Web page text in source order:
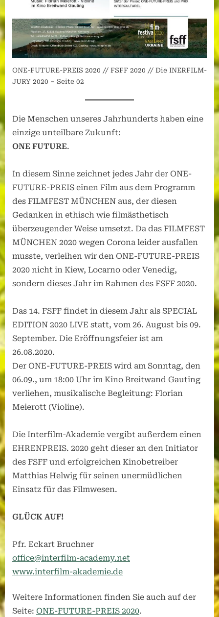
ONE-FUTURE-PREIS 2020 // FSFF 2020 // Die INERFILM-
JURY 2020 – Seite 02
Die Menschen unseres Jahrhunderts haben eine
einzige unteilbare Zukunft:
ONE FUTURE.
In diesem Sinne zeichnet jedes Jahr der ONE-
FUTURE-PREIS einen Film aus dem Programm
des FILMFEST MÜNCHEN aus, der diesen
Gedanken in ethisch wie filmästhetisch
überzeugender Weise umsetzt. Da das FILMFEST
MÜNCHEN 2020 wegen Corona leider ausfallen
musste, verleihen wir den ONE-FUTURE-PREIS
2020 nicht in Kiew, Locarno oder Venedig,
sondern dieses Jahr im Rahmen des FSFF 2020.
Das 14. FSFF findet in diesem Jahr als SPECIAL
EDITION 2020 LIVE statt, vom 26. August bis 09.
September. Die Eröffnungsfeier ist am
26.08.2020.
Der ONE-FUTURE-PREIS wird am Sonntag, den
06.09., um 18:00 Uhr im Kino Breitwand Gauting
verliehen, musikalische Begleitung: Florian
Meierott (Violine).
Die Interfilm-Akademie vergibt außerdem einen
EHRENPREIS. 2020 geht dieser an den Initiator
des FSFF und erfolgreichen Kinobetreiber
Matthias Helwig für seinen unermüdlichen
Einsatz für das Filmwesen.
GLÜCK AUF!
Pfr. Eckart Bruchner
office@interfilm-academy.net
www.interfilm-akademie.de
Weitere Informationen finden Sie auch auf der
Seite: ONE-FUTURE-PREIS 2020.